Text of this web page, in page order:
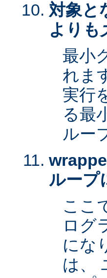
対象と
よりも
最小
れま
実行
る最
ルー
ループ
ここ
ログ
にな
は、